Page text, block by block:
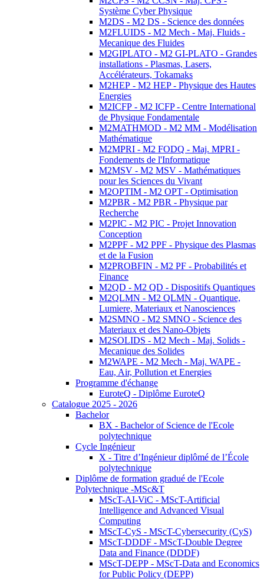
Système Cyber Physique
M2DS - M2 DS - Science des données
M2FLUIDS - M2 Mech - Maj. Fluids -
Mecanique des Fluides
M2GIPLATO - M2 GI-PLATO - Grandes
installations - Plasmas, Lasers,
Accélérateurs, Tokamaks
M2HEP - M2 HEP - Physique des Hautes
Energies
M2ICFP - M2 ICFP - Centre International
de Physique Fondamentale
M2MATHMOD - M2 MM - Modélisation
Mathématique
M2MPRI - M2 FODQ - Maj. MPRI -
Fondements de l'Informatique
M2MSV - M2 MSV - Mathématiques
pour les Sciences du Vivant
M2OPTIM - M2 OPT - Optimisation
M2PBR - M2 PBR - Physique par
Recherche
M2PIC - M2 PIC - Projet Innovation
Conception
M2PPF - M2 PPF - Physique des Plasmas
et de la Fusion
M2PROBFIN - M2 PF - Probabilités et
Finance
M2QD - M2 QD - Dispositifs Quantiques
M2QLMN - M2 QLMN - Quantique,
Lumiere, Materiaux et Nanosciences
M2SMNO - M2 SMNO - Science des
Materiaux et des Nano-Objets
M2SOLIDS - M2 Mech - Maj. Solids -
Mecanique des Solides
M2WAPE - M2 Mech - Maj. WAPE -
Eau, Air, Pollution et Energies
Programme d'échange
EuroteQ - Diplôme EuroteQ
Catalogue 2025 - 2026
Bachelor
BX - Bachelor of Science de l'Ecole
polytechnique
Cycle Ingénieur
X - Titre d’Ingénieur diplômé de l’École
polytechnique
Diplôme de formation gradué de l'Ecole
Polytechnique -MSc&T
MScT-AI-ViC - MScT-Artificial
Intelligence and Advanced Visual
Computing
MScT-CyS - MScT-Cybersecurity (CyS)
MScT-DDDF - MScT-Double Degree
Data and Finance (DDDF)
MScT-DEPP - MScT-Data and Economics
for Public Policy (DEPP)